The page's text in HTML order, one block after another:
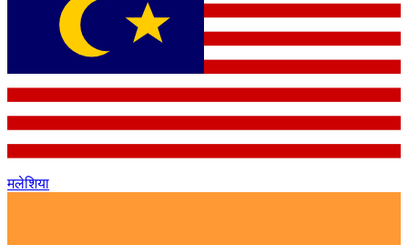
मलेशिया